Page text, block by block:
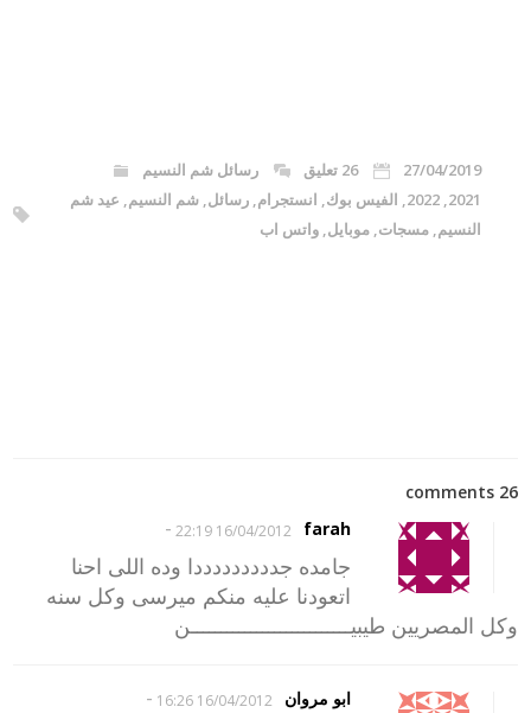
27/04/2019 26 تعليق
رسائل شم النسيم
2021
,
2022
, الفيس بوك, انستجرام,رسائل,شم النسيم, عيد شم
النسيم,مسجات,موبايل,واتس اب
26 comments
farah
16/04/2012 22:19
-
جامده جدددددددددا وده اللى احنا
اتعودنا عليه منكم ميرسى وكل سنه
وكل المصريين طيبيـــــــــــــــــــــــــــن
ابو مروان 16/04/2012 16:26
-